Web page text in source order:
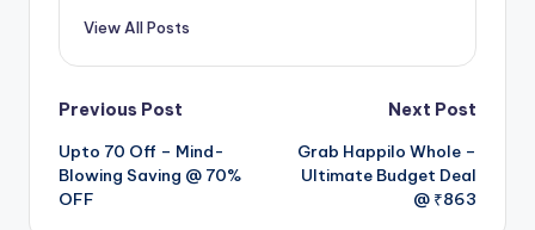
View All Posts
Post
navigation
Previous Post
Upto 70 Off – Mind-
Blowing Saving @ 70%
OFF
Next Post
Grab Happilo Whole –
Ultimate Budget Deal
@ ₹863